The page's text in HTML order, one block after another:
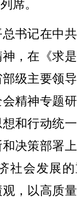
席。
书记在中
，在《求
部级主要领
精神专题
和行动统
决策部署
社会发展
，以高质